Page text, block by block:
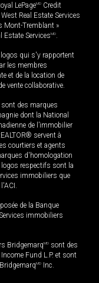
LePageMD Credit
West Real Estate Services
Mont-Tremblant »
Estate ServicesMD.
qui s'y rapportent
les membres
et de la location de
vente collaborative.
sont des marques
dont la National
de l’immobilier
servent à
courtiers et agents
d'homologation
respectifs sont la
immobiliers que
de la Banque
immobiliers
BridgemarqMD sont des
Fund L.P. et sont
MD Inc.